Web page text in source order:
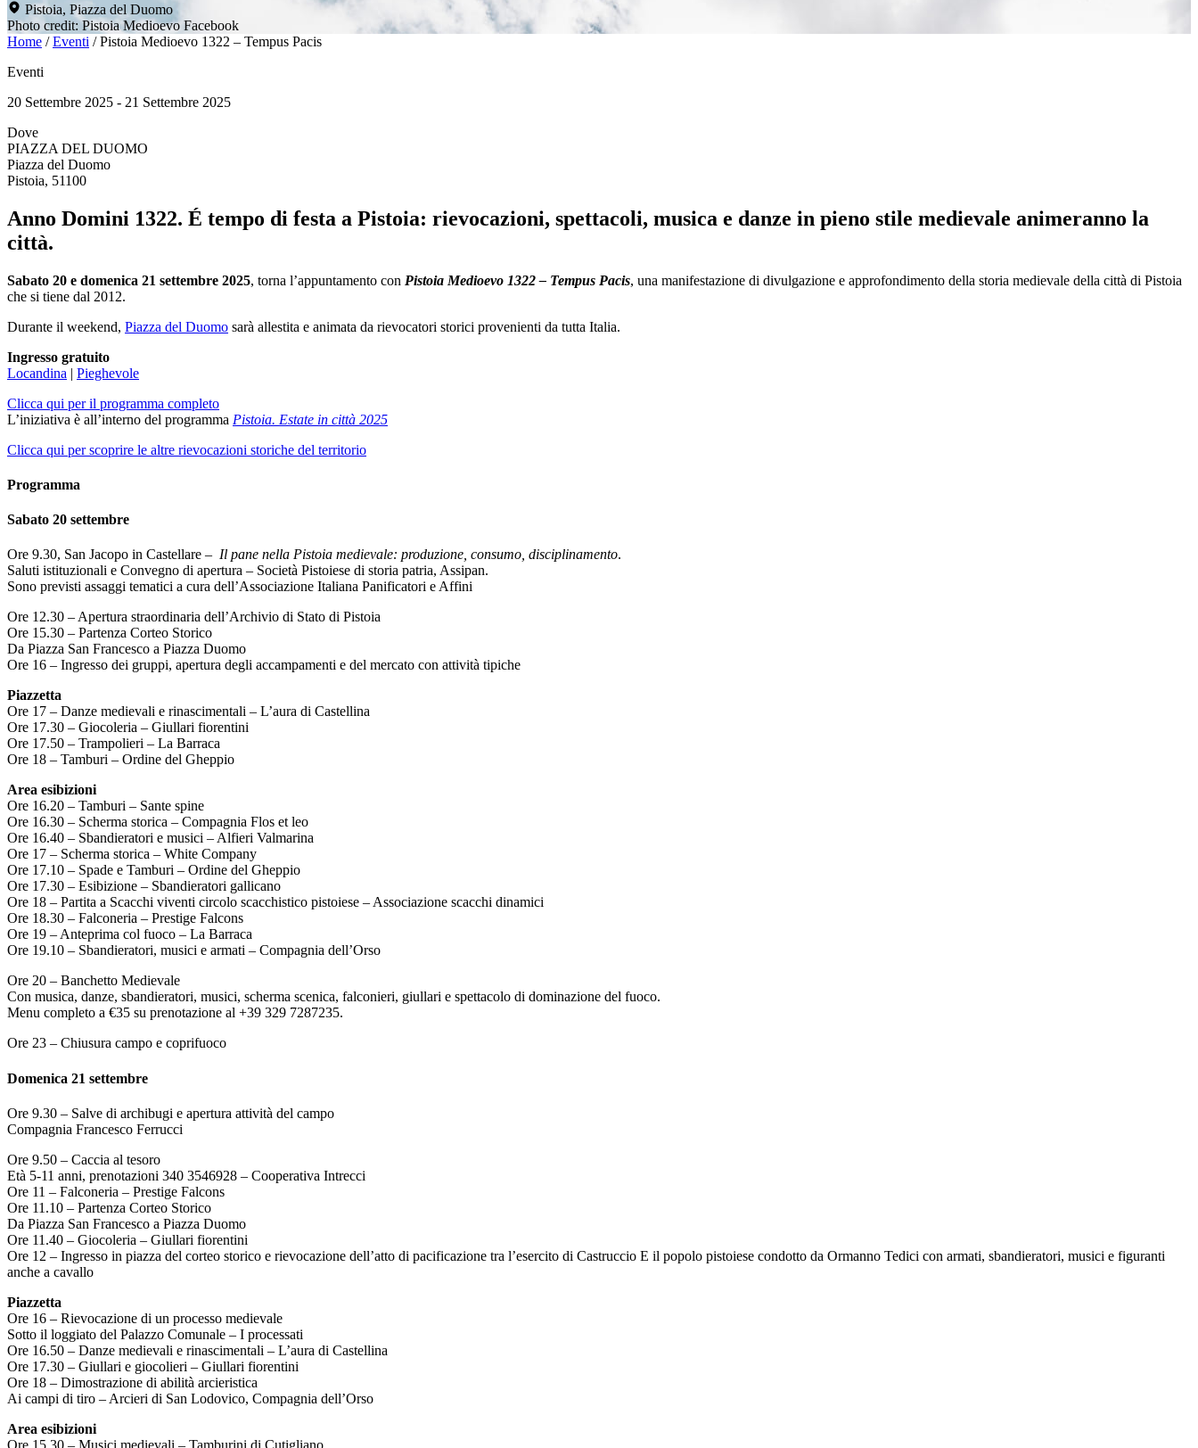
Pistoia, Piazza del Duomo
Photo credit: Pistoia Medioevo Facebook
Home /Eventi /Pistoia Medioevo 1322 – Tempus Pacis
Eventi
20 Settembre 2025 - 21 Settembre 2025
Dove
PIAZZA DEL DUOMO
Piazza del Duomo
Pistoia, 51100
Anno Domini 1322. É tempo di festa a Pistoia: rievocazioni, spettacoli, musica e danze in pieno stile medievale animeranno la
città.
Sabato 20 e domenica 21 settembre 2025, torna l’appuntamento con Pistoia Medioevo 1322 – Tempus Pacis, una manifestazione di divulgazione e approfondimento della storia medievale della città di Pistoia
che si tiene dal 2012.
Durante il weekend, Piazza del Duomo sarà allestita e animata da rievocatori storici provenienti da tutta Italia.
Ingresso gratuito
Locandina | Pieghevole
Clicca qui per il programma completo
L’iniziativa è all’interno del programma Pistoia. Estate in città 2025
Clicca qui per scoprire le altre rievocazioni storiche del territorio
Programma
Sabato 20 settembre
Ore 9.30, San Jacopo in Castellare – Il pane nella Pistoia medievale: produzione, consumo, disciplinamento.
Saluti istituzionali e Convegno di apertura – Società Pistoiese di storia patria, Assipan.
Sono previsti assaggi tematici a cura dell’Associazione Italiana Panificatori e Affini
Ore 12.30 – Apertura straordinaria dell’Archivio di Stato di Pistoia
Ore 15.30 – Partenza Corteo Storico
Da Piazza San Francesco a Piazza Duomo
Ore 16 – Ingresso dei gruppi, apertura degli accampamenti e del mercato con attività tipiche
Piazzetta
Ore 17 – Danze medievali e rinascimentali – L’aura di Castellina
Ore 17.30 – Giocoleria – Giullari fiorentini
Ore 17.50 – Trampolieri – La Barraca
Ore 18 – Tamburi – Ordine del Gheppio
Area esibizioni
Ore 16.20 – Tamburi – Sante spine
Ore 16.30 – Scherma storica – Compagnia Flos et leo
Ore 16.40 – Sbandieratori e musici – Alfieri Valmarina
Ore 17 – Scherma storica – White Company
Ore 17.10 – Spade e Tamburi – Ordine del Gheppio
Ore 17.30 – Esibizione – Sbandieratori gallicano
Ore 18 – Partita a Scacchi viventi circolo scacchistico pistoiese – Associazione scacchi dinamici
Ore 18.30 – Falconeria – Prestige Falcons
Ore 19 – Anteprima col fuoco – La Barraca
Ore 19.10 – Sbandieratori, musici e armati – Compagnia dell’Orso
Ore 20 – Banchetto Medievale
Con musica, danze, sbandieratori, musici, scherma scenica, falconieri, giullari e spettacolo di dominazione del fuoco.
Menu completo a €35 su prenotazione al +39 329 7287235.
Ore 23 – Chiusura campo e coprifuoco
Domenica 21 settembre
Ore 9.30 – Salve di archibugi e apertura attività del campo
Compagnia Francesco Ferrucci
Ore 9.50 – Caccia al tesoro
Età 5-11 anni, prenotazioni 340 3546928 – Cooperativa Intrecci
Ore 11 – Falconeria – Prestige Falcons
Ore 11.10 – Partenza Corteo Storico
Da Piazza San Francesco a Piazza Duomo
Ore 11.40 – Giocoleria – Giullari fiorentini
Ore 12 – Ingresso in piazza del corteo storico e rievocazione dell’atto di pacificazione tra l’esercito di Castruccio E il popolo pistoiese condotto da Ormanno Tedici con armati, sbandieratori, musici e figuranti
anche a cavallo
Piazzetta
Ore 16 – Rievocazione di un processo medievale
Sotto il loggiato del Palazzo Comunale – I processati
Ore 16.50 – Danze medievali e rinascimentali – L’aura di Castellina
Ore 17.30 – Giullari e giocolieri – Giullari fiorentini
Ore 18 – Dimostrazione di abilità arcieristica
Ai campi di tiro – Arcieri di San Lodovico, Compagnia dell’Orso
Area esibizioni
Ore 15.30 – Musici medievali – Tamburini di Cutigliano